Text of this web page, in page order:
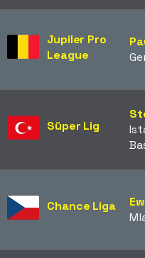
Jupiler Pro
League
Süper Lig
Chance Liga